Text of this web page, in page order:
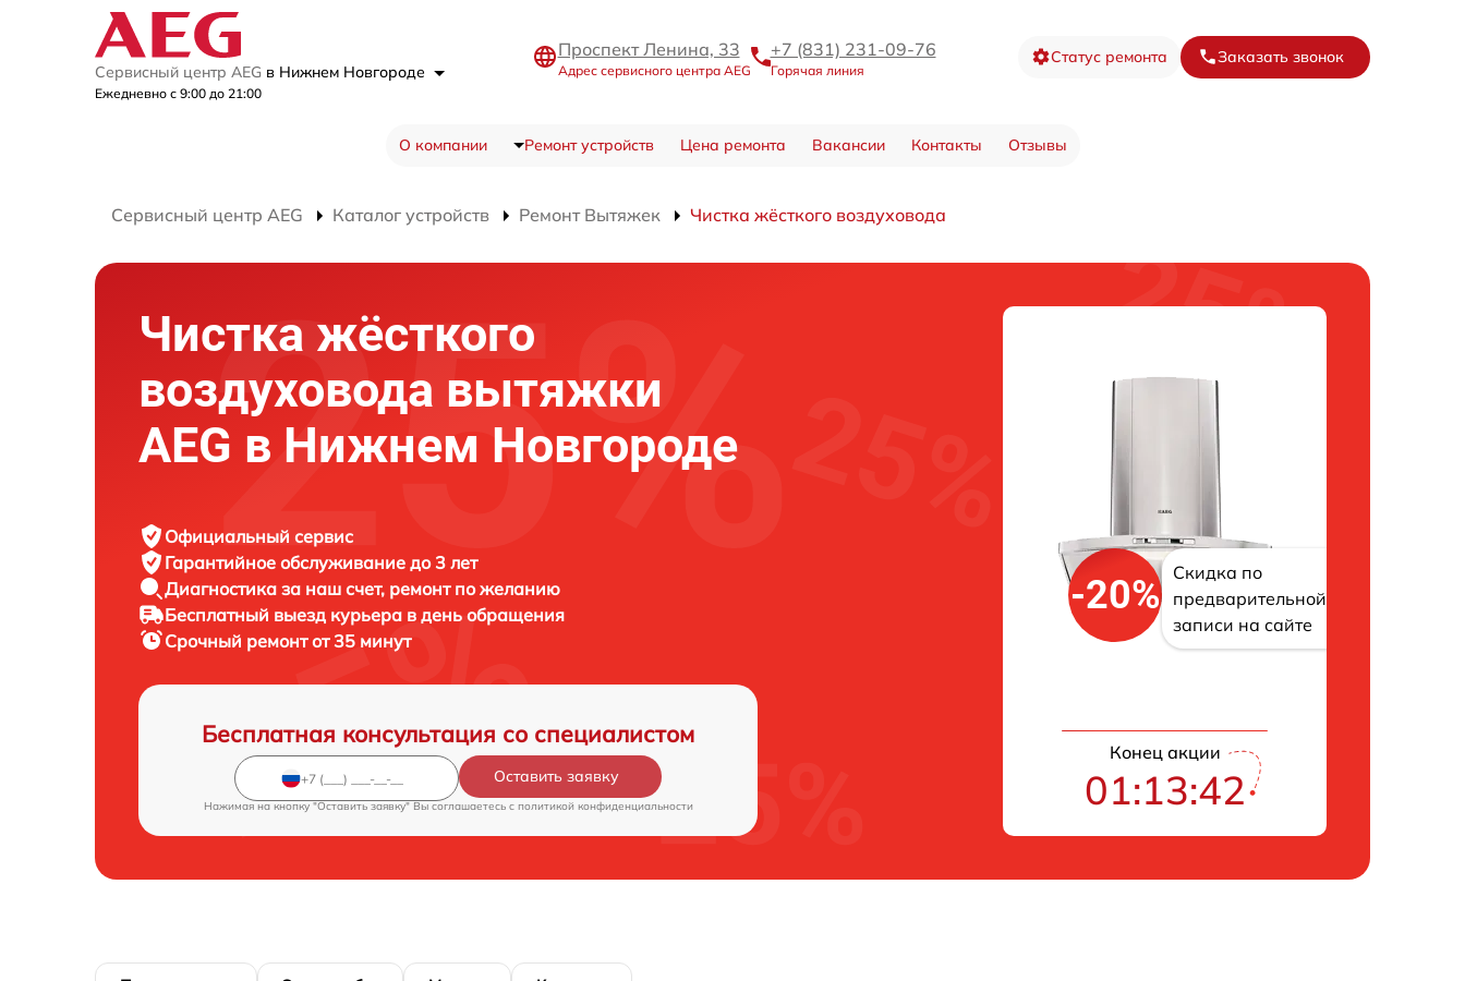
Сервисный центр AEG в Нижнем Новгороде
Ежедневно с 9:00 до 21:00
Проспект Ленина, 33
Адрес сервисного центра AEG
+7 (831) 231-09-76
Горячая линия
Статус ремонта Заказать звонок
О компании Ремонт устройств Цена ремонта Вакансии Контакты Отзывы
Сервисный центр AEG Каталог устройств Ремонт Вытяжек Чистка жёсткого воздуховода
Чистка жёсткого
воздуховода вытяжки
AEG в Нижнем Новгороде
Официальный сервис
Гарантийное обслуживание до 3 лет
Диагностика за наш счет, ремонт по желанию
Бесплатный выезд курьера в день обращения
Срочный ремонтот 35 минут
Бесплатная консультация со специалистом
Оставить заявку
Нажимая на кнопку "Оставить заявку" Вы соглашаетесь c политикой конфиденциальности
-20%
Скидка по
предварительной
записи на сайте
Конец акции
01:13:42